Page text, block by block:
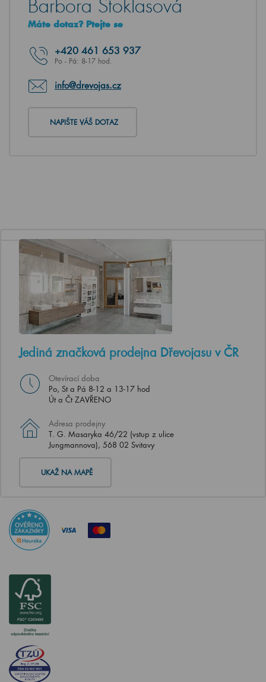
Barbora Stoklasová
Máte dotaz? Ptejte se
+420 461 653 937
Po - Pá: 8-17 hod.
info@drevojas.cz
NAPIŠTE VÁŠ DOTAZ
Jediná značková prodejna Dřevojasu v ČR
Otevírací doba
Po, St a Pá 8-12 a 13-17 hod
Út a Čt ZAVŘENO
Adresa prodejny
T. G. Masaryka 46/22 (vstup z ulice
Jungmannova), 568 02 Svitavy
UKAŽ NA MAPĚ